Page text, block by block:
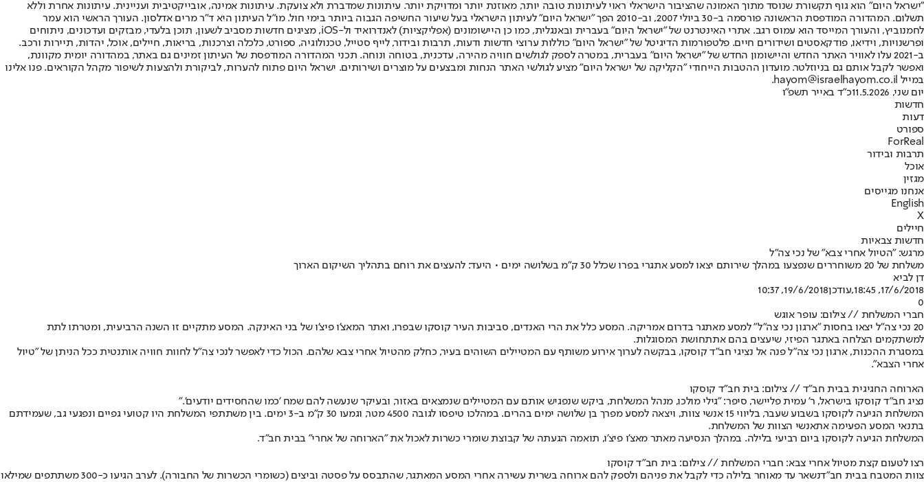
"ישראל היום" הוא גוף תקשורת שנוסד מתוך האמונה שהציבור הישראלי ראוי לעיתונות טובה יותר, מאוזנת יותר ומדויקת יותר. עיתונות שמדברת ולא צועקת. עיתונות אמינה, אובייקטיבית ועניינית. עיתונות אחרת וללא
תשלום. המהדורה המודפסת הראשונה פורסמה ב-30 ביולי 2007, וב-2010 הפך "ישראל היום" לעיתון הישראלי בעל שיעור החשיפה הגבוה ביותר בימי חול. מו"ל העיתון היא ד"ר מרים אדלסון. העורך הראשי הוא עמר
לחמנוביץ, והעורך המייסד הוא עמוס רגב. אתרי האינטרנט של "ישראל היום" בעברית ובאנגלית, כמו כן היישומונים (אפליקציות) לאנדרואיד ול-iOS, מציגים חדשות מסביב לשעון, תוכן בלעדי, מבזקים ועדכונים, ניתוחים
ופרשנויות, וידיאו, פודקאסטים ושידורים חיים. פלטפורמות הדיגיטל של "ישראל היום" כוללות ערוצי חדשות ודעות, תרבות ובידור, לייף סטייל, טכנולוגיה, ספורט, כלכלה וצרכנות, בריאות, חיילים, אוכל, יהדות, תיירות ורכב.
ב-2021 עלו לאוויר האתר החדש והיישומון החדש של "ישראל היום" בעברית, במטרה לספק לגולשים חוויה מהירה, עדכנית, בטוחה ונוחה. תכני המהדורה המודפסת של העיתון זמינים גם באתר, במהדורה יומית מקוונת,
ואפשר לקבל אותם גם בניוזלטר. מועדון ההטבות הייחודי "הקליקה של ישראל היום" מציע לגולשי האתר הנחות ומבצעים על מוצרים ושירותים. ישראל היום פתוח להערות, לביקורת ולהצעות לשיפור מקהל הקוראים. פנו אלינו
במייל hayom@israelhayom.co.il.
יום שני, 11.5.2026
כ"ד באייר תשפ"ו
חדשות
דעות
ספורט
ForReal
תרבות ובידור
אוכל
מגזין
אנחנו מגייסים
English
X
חיילים
חדשות צבאיות
מרגש: "הטיול אחרי צבא" של נכי צה"ל
משלחת של 20 משוחררים שנפצעו במהלך שירותם יצאו למסע אתגרי בפרו שכלל 30 ק"מ בשלושה ימים • היעד: להעצים את רוחם בתהליך השיקום הארוך
דן לביא
17/6/2018, 18:45
,עודכן19/6/2018, 10:37
0
חברי המשלחת // צילום: עופר אוגש
20 נכי צה"ל יצאו בחסות "ארגון נכי צה"ל" למסע מאתגר בדרום אמריקה. המסע כלל את הרי האנדים, סביבות העיר קוסקו שבפרו, ואתר המאצ'ו פיצ'ו של בני האינקה. המסע מתקיים זו השנה הרביעית, ומטרתו לתת
למשתקמים הצלחה באתגר הפיזי, שיעצים בהם אתתחושת המסוגלות.
במסגרת ההכנות, ארגון נכי צה"ל פנה אל נציגי חב"ד קוסקו, בבקשה לערוך אירוע משותף עם המטיילים השוהים בעיר, כחלק מהטיול אחרי צבא שלהם. הכול כדי לאפשר לנכי צה"ל לחוות חוויה אותנטית ככל הניתן של "טיול
אחרי הצבא".
הארוחה החגיגית בבית חב"ד // צילום: בית חב"ד קוסקו
נציג חב"ד קוסקו בישראל, ר' עמית פליישר, סיפר: "גילי מולכו, מנהל המשלחת, ביקש שנפגיש אותם עם המטיילים שנמצאים באזור, ובעיקר שנעשה להם שמח 'כמו שהחסידים יודעים'."
המשלחת הגיעה לקוסקו בשבוע שעבר, בליווי 15 אנשי צוות, ויצאה למסע מפרך בן שלושה ימים בהרים. במהלכו טיפסו לגובה 4500 מטר, וגמעו 30 ק"מ ב-3 ימים. בין משתתפי המשלחת היו קטועי גפיים ונפגעי גב, שעמידתם
בתנאי המסע הפעימה אתאנשי הצוות של המשלחת.
המשלחת הגיעה לקוסקו ביום רביעי בלילה. במהלך הנסיעה מאתר מאצ'ו פיצ'ו, תואמה הגעתה של קבוצת שומרי כשרות לאכול את "הארוחה של אחרי" בבית חב"ד.
רצו לטעום קצת מטיול אחרי צבא: חברי המשלחת // צילום: בית חב"ד קוסקו
צוות המטבח בבית חב"ד
נשאר עד מאוחר בלילה כדי לקבל את פניהם ולספק להם ארוחה בשרית עשירה אחרי המסע המאתגר, שהתבסס על פסטה וביצים (כשומרי הכשרות של החבורה). לערב הגיעו כ-300 משתתפים שמילאו